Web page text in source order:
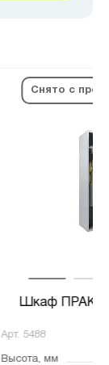
Снято с
Шкаф
Арт. 5488
Высота, мм